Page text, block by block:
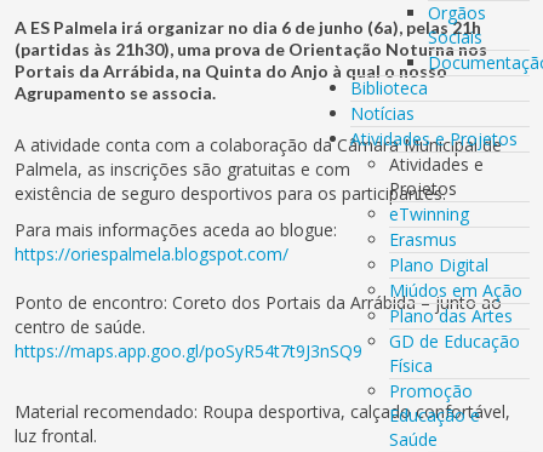
Orgãos
Sociais
Biblioteca
Notícias
Atividades e Projetos
Atividades e
Projetos
eTwinning
Erasmus
Plano Digital
Miúdos em Ação
Plano das Artes
GD de Educação
Física
Promoção
Educação e
Saúde
A ES Palmela irá organizar no dia 6 de junho (6a), pelas 21h
(partidas às 21h30), uma prova de Orientação Noturna nos
Portais da Arrábida, na Quinta do Anjo à qual o nosso
Agrupamento se associa.
A atividade conta com a colaboração da Câmara Municipal de
Palmela, as inscrições são gratuitas e com
existência de seguro desportivos para os participantes.
Para mais informações aceda ao blogue:
https://oriespalmela.blogspot.com/
Ponto de encontro: Coreto dos Portais da Arrábida – junto ao
centro de saúde.
https://maps.app.goo.gl/poSyR54t7t9J3nSQ9
Material recomendado: Roupa desportiva, calçado confortável,
luz frontal.